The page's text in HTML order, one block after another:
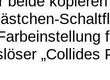
„Collides